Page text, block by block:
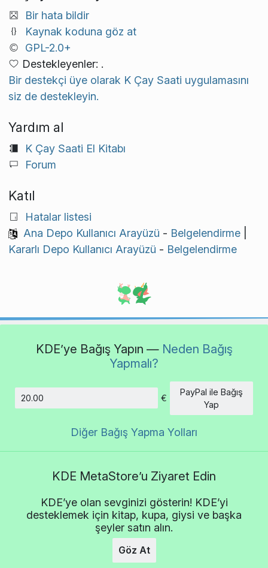
Bir hata bildir
Kaynak koduna göz at
GPL-2.0+
Destekleyenler: .
Bir destekçi üye olarak K Çay Saati uygulamasını
siz de destekleyin.
Yardım al
K Çay Saati El Kitabı
Forum
Katıl
Hatalar listesi
Ana Depo Kullanıcı Arayüzü - Belgelendirme|
Kararlı Depo Kullanıcı Arayüzü - Belgelendirme
KDE’ye Bağış Yapın — Neden Bağış
Yapmalı?
€
PayPal ile Bağış
Yap
Diğer Bağış Yapma Yolları
KDE MetaStore’u Ziyaret Edin
KDE’ye olan sevginizi gösterin! KDE’yi
desteklemek için kitap, kupa, giysi ve başka
şeyler satın alın.
Göz At